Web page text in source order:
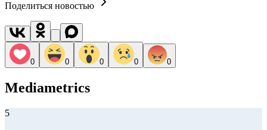
Поделиться новостью
0 0 0 0 0
Mediametrics
5